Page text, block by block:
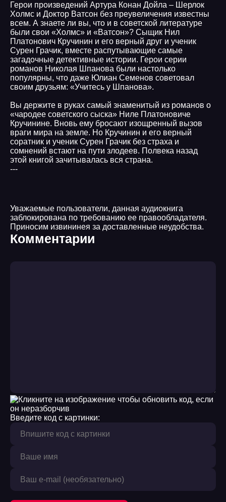
Герои произведений Артура Конан Дойла – Шерлок
Холмс и Доктор Ватсон без преувеличения известны
всем. А знаете ли вы, что и в советской литературе
были свои «Холмс» и «Ватсон»? Сыщик Нил
Платонович Кручинин и его верный друг и ученик
Сурен Грачик, вместе распутывающие самые
загадочные детективные истории. Герои серии
романов Николая Шпанова были настолько
популярны, что даже Юлиан Семенов советовал
своим друзьям: «Учитесь у Шпанова».
Вы держите в руках самый знаменитый из романов о
«чародее советского сыска» Ниле Платоновиче
Кручинине. Вновь ему бросают изощренный вызов
враги мира на земле. Но Кручинин и его верный
соратник и ученик Сурен Грачик без страха и
сомнений встают на пути злодеев. Полвека назад
этой книгой зачитывалась вся страна.
---
Уважаемые пользователи, данная аудиокнига
заблокирована по требованию ее правообладателя.
Приносим извининея за доставленные неудобства.
Комментарии
Введите код с картинки: